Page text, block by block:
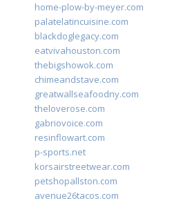
home-plow-by-meyer.com
palatelatincuisine.com
blackdoglegacy.com
eatvivahouston.com
thebigshowok.com
chimeandstave.com
greatwallseafoodny.com
theloverose.com
gabriovoice.com
resinflowart.com
p-sports.net
korsairstreetwear.com
petshopallston.com
avenue26tacos.com